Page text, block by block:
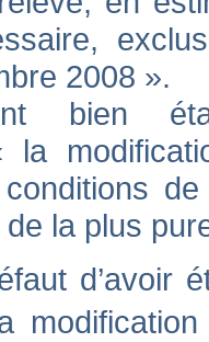
2008 ».
bien
la
la plus
d’avoir